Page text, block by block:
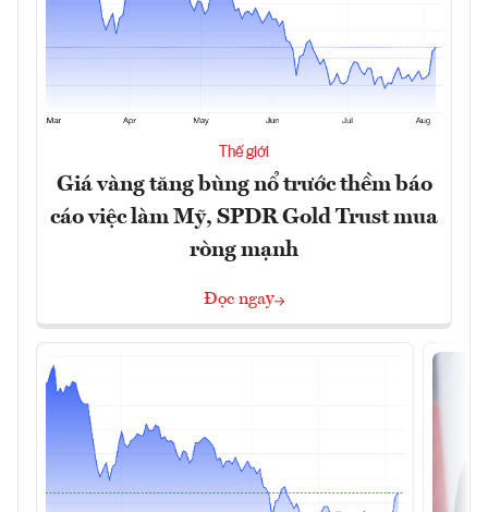
Thế giới
Giá vàng tăng bùng nổ trước thềm báo
cáo việc làm Mỹ, SPDR Gold Trust mua
ròng mạnh
Đọc ngay